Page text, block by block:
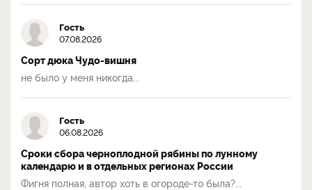
Гость
07.08.2026
Сорт дюка Чудо-вишня
не было у меня никогда...
Гость
06.08.2026
Сроки сбора черноплодной рябины по лунному
календарю и в отдельных регионах России
Фигня полная, автор хоть в огороде-то была?...